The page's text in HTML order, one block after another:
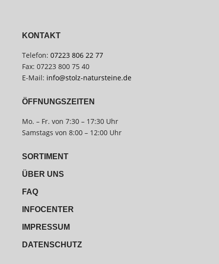
KONTAKT
Telefon: 07223 806 22 77
Fax: 07223 800 75 40
E-Mail: info@stolz-natursteine.de
ÖFFNUNGSZEITEN
Mo. – Fr. von 7:30 – 17:30 Uhr
Samstags von 8:00 – 12:00 Uhr
SORTIMENT
ÜBER UNS
FAQ
INFOCENTER
IMPRESSUM
DATENSCHUTZ